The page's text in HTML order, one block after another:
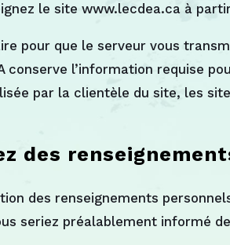
le site www.lecdea.ca à
pour que le serveur vous
conserve l’information requise
par la clientèle du site, les
des
des renseignements
seriez préalablement informé